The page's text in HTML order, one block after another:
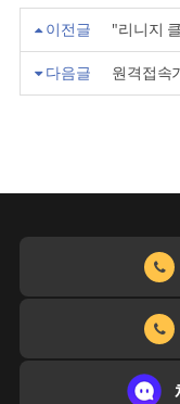
이전글 "리니지
다음글 원격접속